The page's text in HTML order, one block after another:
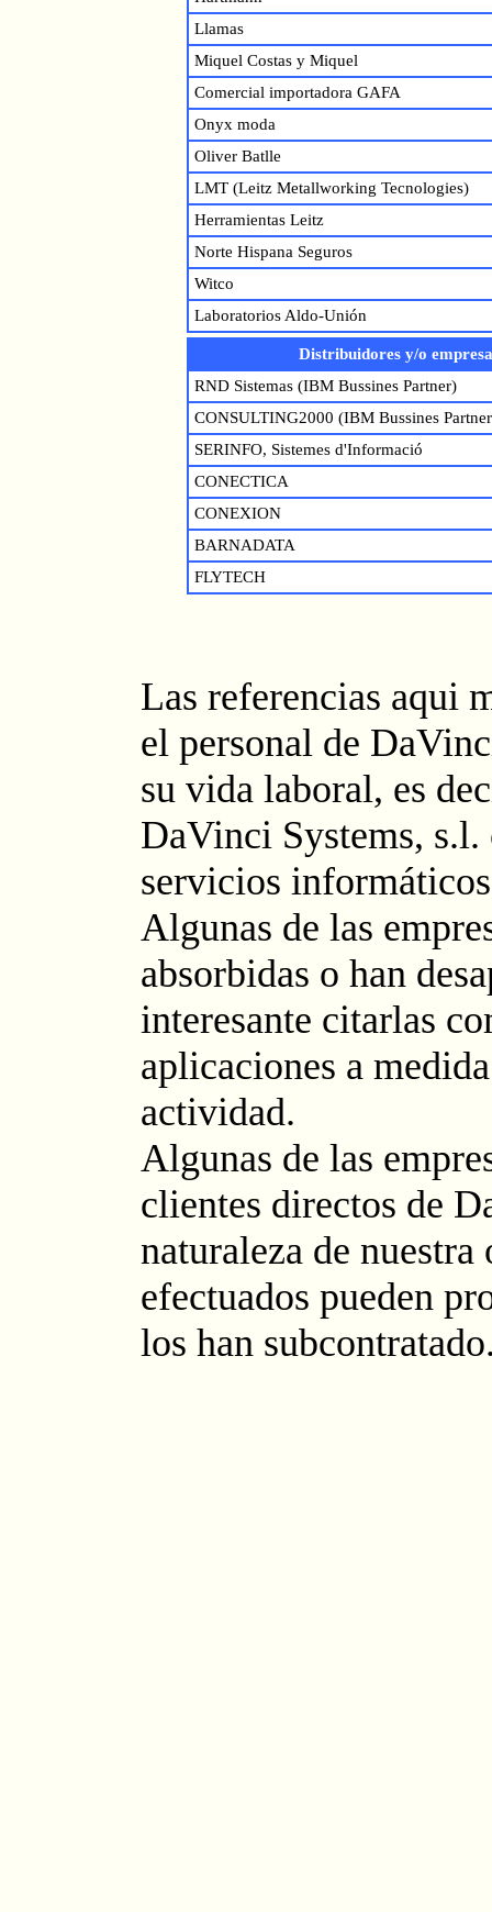
Llamas
Miquel Costas y Miquel
Comercial importadora GAFA
Onyx moda
Oliver Batlle
LMT (Leitz Metallworking Tecnologies)
Herramientas Leitz
Norte Hispana Seguros
Witco
Laboratorios Aldo-Unión
Distribuidores y/o
RND Sistemas (IBM Bussines Partner)
CONSULTING2000 (IBM Bussines
SERINFO, Sistemes d'Informació
CONECTICA
CONEXION
BARNADATA
FLYTECH
Las referencias aqui
el personal de
su vida laboral, es
DaVinci Systems, s.l.
servicios
Algunas de las
absorbidas o han
interesante citarlas
aplicaciones a
actividad.
Algunas de las
clientes directos de
naturaleza de
efectuados pueden
los han